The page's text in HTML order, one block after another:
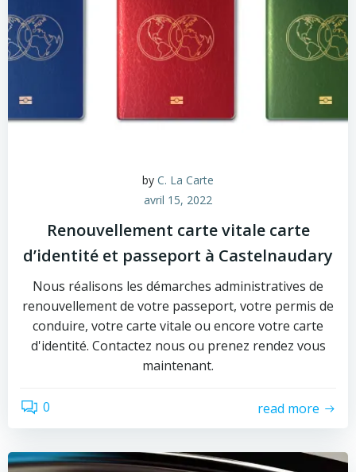
by C. La Carte
avril 15, 2022
Renouvellement carte vitale carte
d’identité et passeport à Castelnaudary
Nous réalisons les démarches administratives de
renouvellement de votre passeport, votre permis de
conduire, votre carte vitale ou encore votre carte
d'identité. Contactez nous ou prenez rendez vous
maintenant.
0 read more